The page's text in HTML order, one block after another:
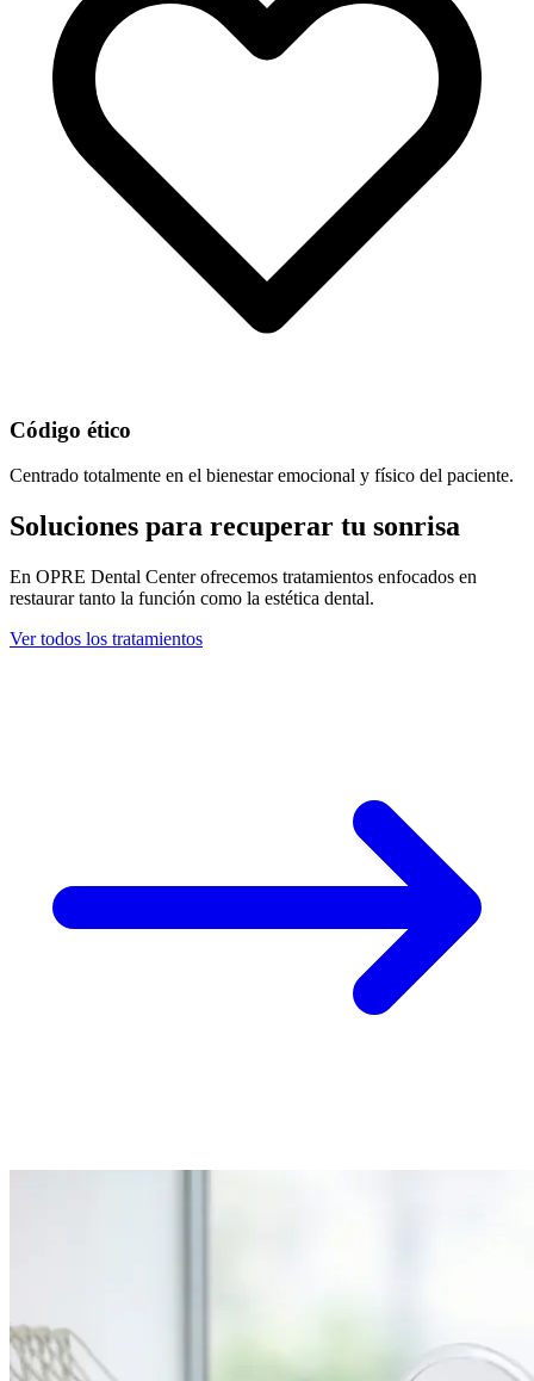
Código ético
Centrado totalmente en el bienestar emocional y físico del paciente.
Soluciones para recuperar tu sonrisa
En OPRE Dental Center ofrecemos tratamientos enfocados en
restaurar tanto la función como la estética dental.
Ver todos los tratamientos